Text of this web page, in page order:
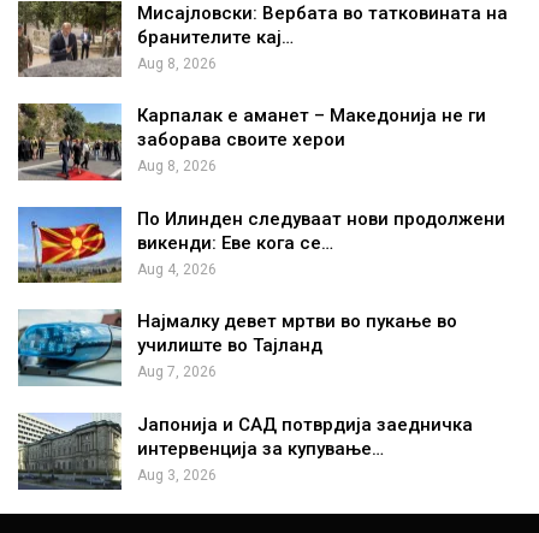
Мисајловски: Вербата во татковината на
бранителите кај…
Aug 8, 2026
Карпалак е аманет – Македонија не ги
заборава своите херои
Aug 8, 2026
По Илинден следуваат нови продолжени
викенди: Еве кога се…
Aug 4, 2026
Најмалку девет мртви во пукање во
училиште во Тајланд
Aug 7, 2026
Јапонија и САД потврдија заедничка
интервенција за купување…
Aug 3, 2026